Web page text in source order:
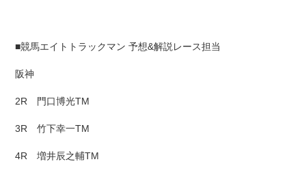
■競馬エイトトラックマン 予想&解説レース担当
阪神
2R 門口博光TM
3R 竹下幸一TM
4R 増井辰之輔TM